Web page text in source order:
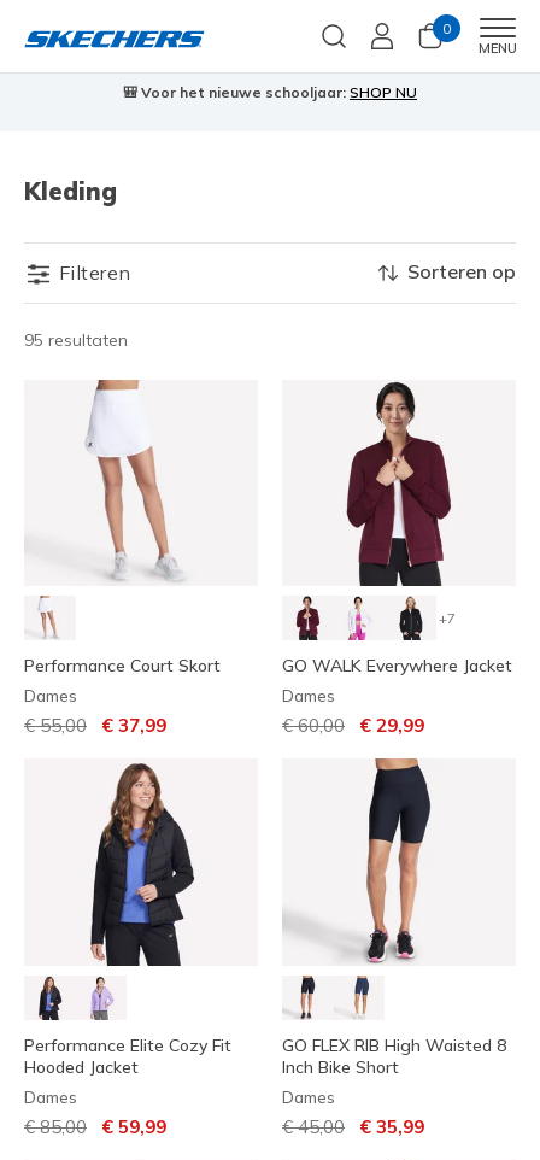
0
MENU
🎒 Voor het nieuwe schooljaar: SHOP NU
Kleding
Filteren
95 resultaten
Sorteren op
Performance Court Skort
Dames
Prijs verlaagd van
€ 55,00 naar
€ 37,99
+7
GO WALK Everywhere Jacket
Dames
Prijs verlaagd van
€ 60,00 naar
€ 29,99
Performance Elite Cozy Fit
Hooded Jacket
Dames
Prijs verlaagd van
€ 85,00 naar
€ 59,99
GO FLEX RIB High Waisted 8
Inch Bike Short
Dames
Prijs verlaagd van
€ 45,00 naar
€ 35,99